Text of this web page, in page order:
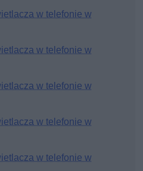
w telefonie w
w telefonie w
w telefonie w
w telefonie w
w telefonie w